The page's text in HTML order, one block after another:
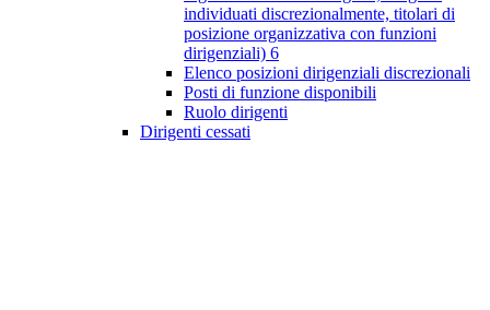
individuati discrezionalmente, titolari di
posizione organizzativa con funzioni
dirigenziali) 6
Elenco posizioni dirigenziali discrezionali
Posti di funzione disponibili
Ruolo dirigenti
Dirigenti cessati